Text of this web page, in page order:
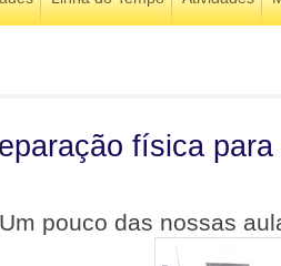
física
Um pouco das nossas